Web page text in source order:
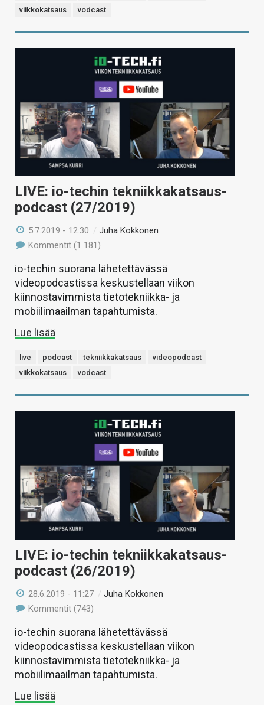
viikkokatsaus
vodcast
LIVE: io-techin tekniikkakatsaus-
podcast (27/2019)
5.7.2019 - 12:30 /Juha Kokkonen
Kommentit (1 181)
io-techin suorana lähetettävässä
videopodcastissa keskustellaan viikon
kiinnostavimmista tietotekniikka- ja
mobiilimaailman tapahtumista.
Lue lisää
live podcast tekniikkakatsaus
videopodcast
viikkokatsaus
vodcast
LIVE: io-techin tekniikkakatsaus-
podcast (26/2019)
28.6.2019 - 11:27 /Juha Kokkonen
Kommentit (743)
io-techin suorana lähetettävässä
videopodcastissa keskustellaan viikon
kiinnostavimmista tietotekniikka- ja
mobiilimaailman tapahtumista.
Lue lisää